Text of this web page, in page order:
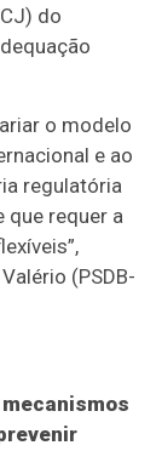
do
o modelo
e ao
regulatória
que requer a
(PSDB-